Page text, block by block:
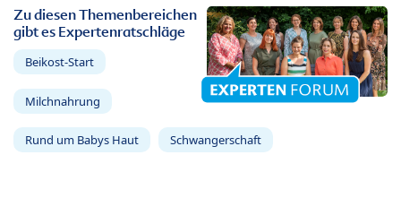
Zu diesen Themenbereichen
gibt es Expertenratschläge
Beikost-Start
Milchnahrung
Rund um Babys Haut Schwangerschaft